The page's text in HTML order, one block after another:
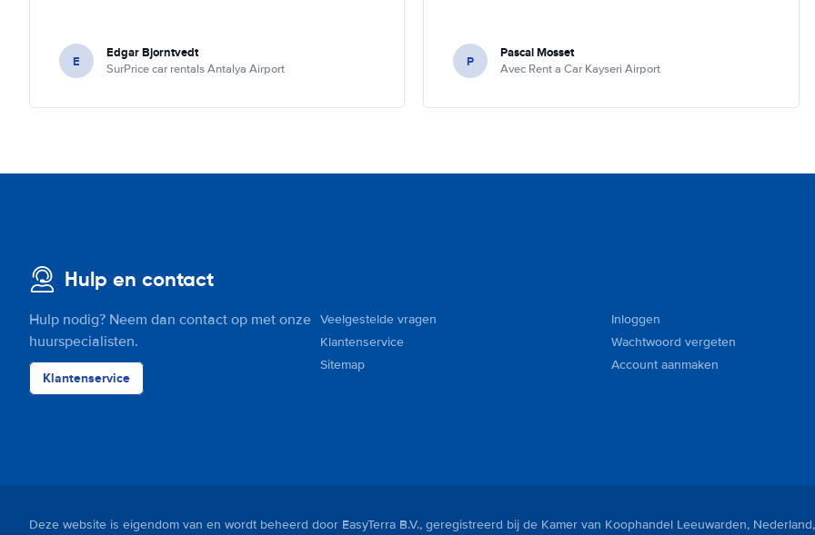
E Edgar Bjorntvedt
SurPrice car rentals Antalya Airport P Pascal Mosset
Avec Rent a Car Kayseri Airport
Hulp en contact
Hulp nodig? Neem dan contact op met onze
huurspecialisten.
Klantenservice
Veelgestelde vragen
Klantenservice
Sitemap
Inloggen
Wachtwoord vergeten
Account aanmaken
Deze website is eigendom van en wordt beheerd door EasyTerra B.V., geregistreerd bij de Kamer van Koophandel Leeuwarden, Nederland,